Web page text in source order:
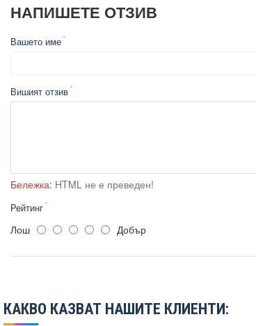
НАПИШЕТЕ ОТЗИВ
Вашето име
Вишият отзив
Бележка: HTML не е преведен!
Рейтинг
Лош Добър
КАКВО КАЗВАТ НАШИТЕ КЛИЕНТИ: